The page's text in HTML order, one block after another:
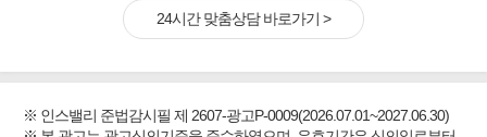
24시간 맞춤상담 바로가기 >
※ 인스밸리 준법감시필 제 2607-광고P-0009(2026.07.01~2027.06.30)